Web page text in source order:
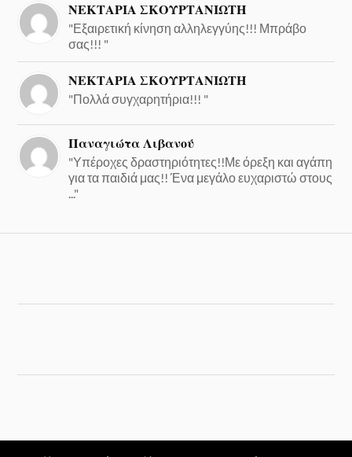
ΝΕΚΤΑΡΙΑ ΣΚΟΥΡΤΑΝΙΩΤΗ
"Εξαιρετική κίνηση αλληλεγγύης!!! Μπράβο
σας!!! "
ΝΕΚΤΑΡΙΑ ΣΚΟΥΡΤΑΝΙΩΤΗ
"Πολλά συγχαρητήρια!!! "
Παναγιώτα Λιβανού
"Υπέροχες δραστηριότητες!!Με όρεξη και αγάπη
για τα παιδιά μας!! Ένα μεγάλο ευχαριστώ στους
..."